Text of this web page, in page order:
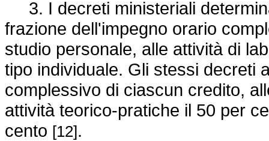
3. I decreti ministeriali
frazione dell'impegno orario
studio personale, alle attività di
tipo individuale. Gli stessi decreti
complessivo di ciascun credito,
attività teorico-pratiche il 50 per
cento [12].